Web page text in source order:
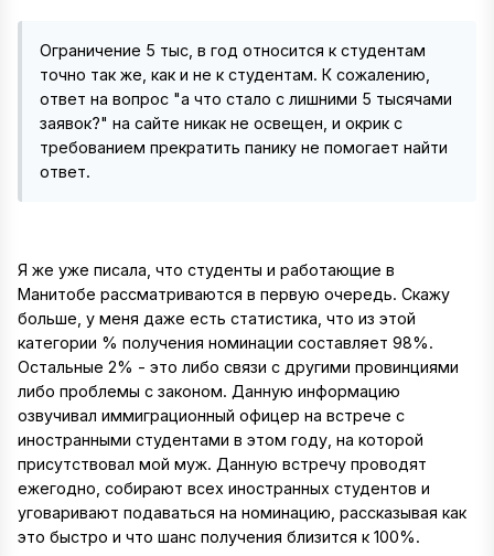
Ограничение 5 тыс, в год относится к студентам
точно так же, как и не к студентам. К сожалению,
ответ на вопрос "а что стало с лишними 5 тысячами
заявок?" на сайте никак не освещен, и окрик с
требованием прекратить панику не помогает найти
ответ.
Я же уже писала, что студенты и работающие в
Манитобе рассматриваются в первую очередь. Скажу
больше, у меня даже есть статистика, что из этой
категории % получения номинации составляет 98%.
Остальные 2% - это либо связи с другими провинциями
либо проблемы с законом. Данную информацию
озвучивал иммиграционный офицер на встрече с
иностранными студентами в этом году, на которой
присутствовал мой муж. Данную встречу проводят
ежегодно, собирают всех иностранных студентов и
уговаривают подаваться на номинацию, рассказывая как
это быстро и что шанс получения близится к 100%.